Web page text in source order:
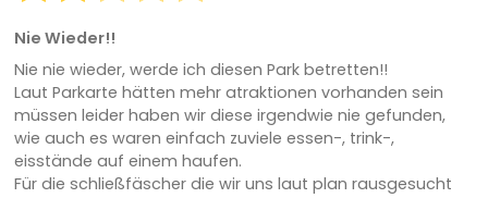
Nie Wieder!!
Nie nie wieder, werde ich diesen Park betretten!!
Laut Parkarte hätten mehr atraktionen vorhanden sein
müssen leider haben wir diese irgendwie nie gefunden,
wie auch es waren einfach zuviele essen-, trink-,
eisstände auf einem haufen.
Für die schließfäscher die wir uns laut plan rausgesucht